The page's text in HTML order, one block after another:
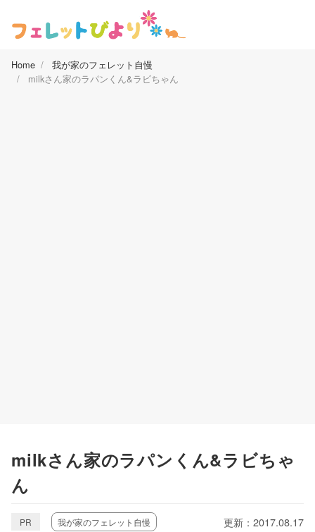
Home
我が家のフェレット自慢
milkさん家のラパンくん&ラビちゃん
milkさん家のラパンくん&ラビちゃ
ん
PR 我が家のフェレット自慢 更新：2017.08.17